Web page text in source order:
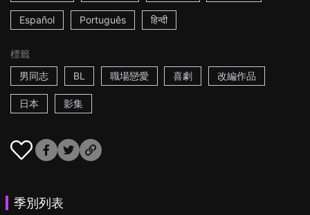
Español Português हिन्दी
標籤
男同志
BL 職場戀愛 喜劇 改編作品
日本 影集
季別列表